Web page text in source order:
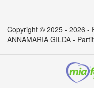
Copyright © 2025 - 2026 -
ANNAMARIA GILDA -